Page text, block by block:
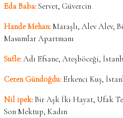
Eda Baba:Servet, Güvercin
Hande Mehan: Maraşlı, Alev Alev,
Masumlar Apartmanı
Sufle:Adı Efsane, Ateşböceği,
Ceren Gündoğdu:Erkenci Kuş,
Nil ipek:Bir Aşk İki Hayat, Ufak
Son Mektup, Kadın